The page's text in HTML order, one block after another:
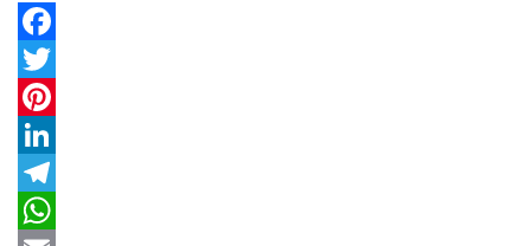
Facebook
Twitter
Pinterest
LinkedIn
Telegram